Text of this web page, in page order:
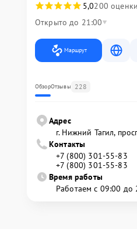
5,0200 оценки
Открыто до 21:00
Маршрут
ОбзорОтзывы 228
Адрес
г. Нижний Тагил,
Контакты
+7 (800) 301-55-83
+7 (800) 301-55-83
Время работы
Работаем с 09:00 до